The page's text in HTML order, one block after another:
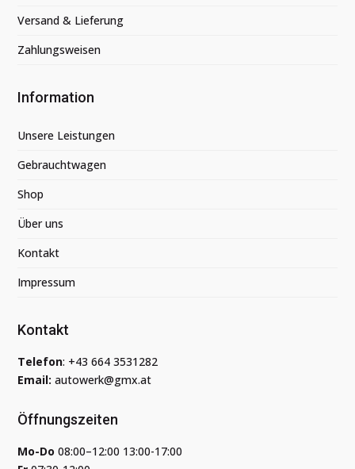
Versand & Lieferung
Zahlungsweisen
Information
Unsere Leistungen
Gebrauchtwagen
Shop
Über uns
Kontakt
Impressum
Kontakt
Telefon: +43 664 3531282
Email: autowerk@gmx.at
Öffnungszeiten
Mo-Do 08:00–12:00 13:00-17:00